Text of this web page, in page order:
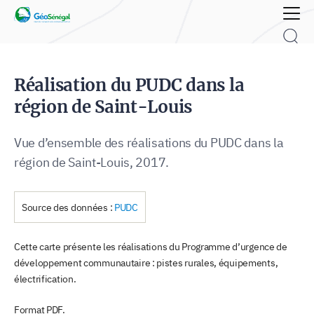
Rechercher :
Réalisation du PUDC dans la
région de Saint-Louis
Vue d’ensemble des réalisations du PUDC dans la
région de Saint-Louis, 2017.
Source des données : PUDC
Cette carte présente les réalisations du Programme d’urgence de
développement communautaire : pistes rurales, équipements,
électrification.
Format PDF.